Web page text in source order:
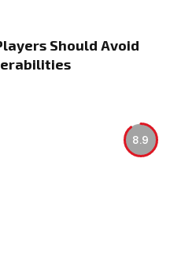
Should Avoid
8.9